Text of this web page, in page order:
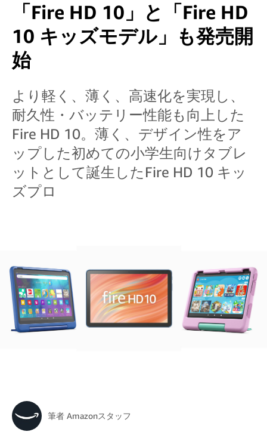
「Fire HD 10」と「Fire HD
10 キッズモデル」も発売開
始
より軽く、薄く、高速化を実現し、
耐久性・バッテリー性能も向上した
Fire HD 10。薄く、デザイン性をア
ップした初めての小学生向けタブレ
ットとして誕生したFire HD 10 キッ
ズプロ
筆者 Amazonスタッフ